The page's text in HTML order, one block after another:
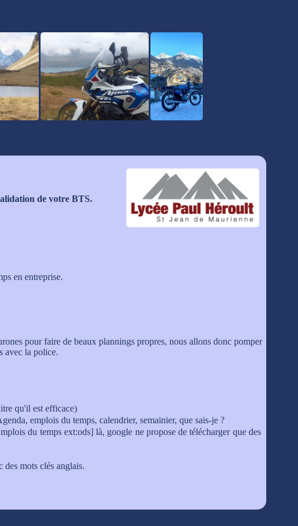
de votre BTS.
en entreprise.
pour faire de beaux plannings propres, nous allons donc pomper
avec la police.
qu'il est efficace)
emplois du temps, calendrier, semainier, que sais-je ?
du temps ext:ods] là, google ne propose de télécharger que des
mots clés anglais.